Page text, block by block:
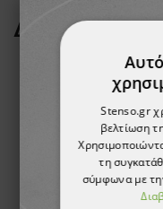
ΔΕΊΤΕ
Stenso.gr
βελτίωση
τη
σύμφωνα με